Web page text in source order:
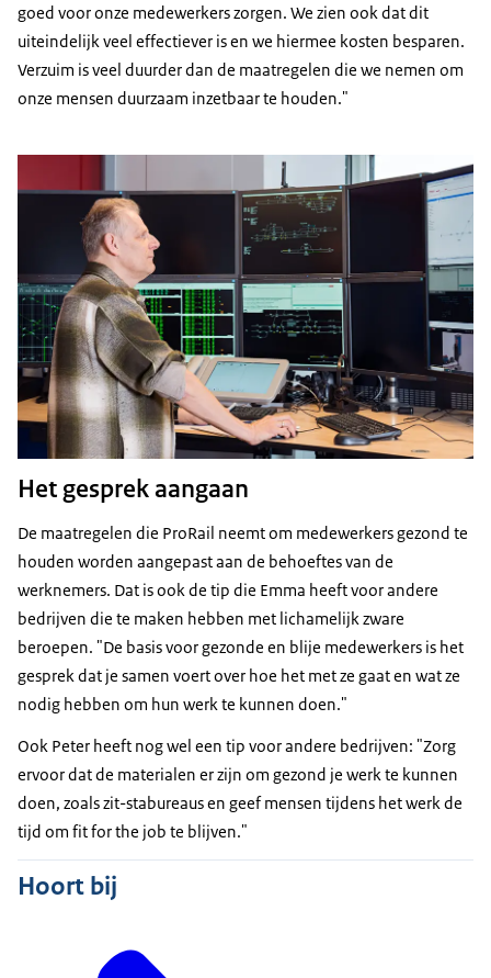
goed voor onze medewerkers zorgen. We zien ook dat dit
uiteindelijk veel effectiever is en we hiermee kosten besparen.
Verzuim is veel duurder dan de maatregelen die we nemen om
onze mensen duurzaam inzetbaar te houden."
Het gesprek aangaan
De maatregelen die ProRail neemt om medewerkers gezond te
houden worden aangepast aan de behoeftes van de
werknemers. Dat is ook de tip die Emma heeft voor andere
bedrijven die te maken hebben met lichamelijk zware
beroepen. "De basis voor gezonde en blije medewerkers is het
gesprek dat je samen voert over hoe het met ze gaat en wat ze
nodig hebben om hun werk te kunnen doen."
Ook Peter heeft nog wel een tip voor andere bedrijven: "Zorg
ervoor dat de materialen er zijn om gezond je werk te kunnen
doen, zoals zit-stabureaus en geef mensen tijdens het werk de
tijd om fit for the job te blijven."
Hoort bij